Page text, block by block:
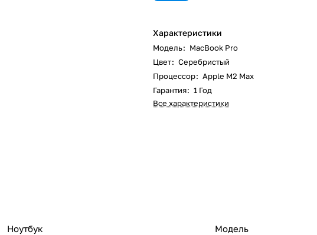
Характеристики
Модель: MacBook Pro
Цвет: Серебристый
Процессор: Apple M2 Max
Гарантия: 1 Год
Все характеристики
Ноутбук Модель